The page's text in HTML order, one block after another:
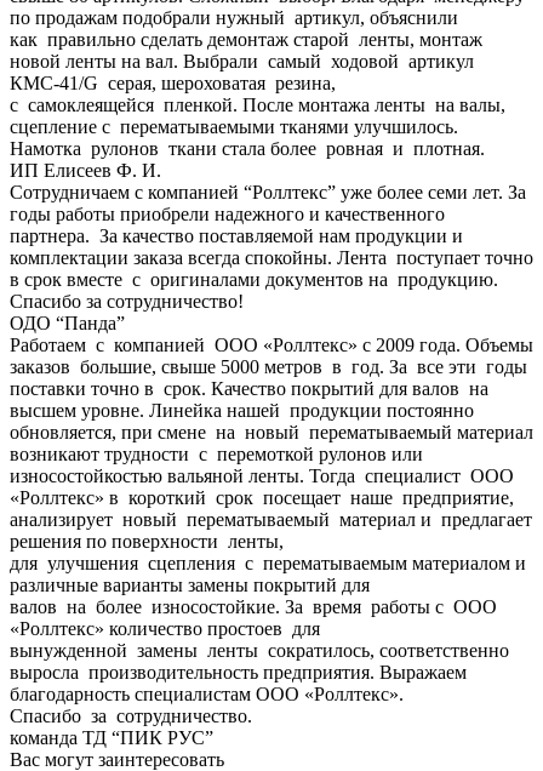
по продажам подобрали нужный артикул, объяснили
как правильно сделать демонтаж старой ленты, монтаж
новой ленты на вал. Выбрали самый ходовой артикул
КМС-41/G серая, шероховатая резина,
с самоклеящейся пленкой. После монтажа ленты на валы,
сцепление с перематываемыми тканями улучшилось.
Намотка рулонов ткани стала более ровная и плотная.
ИП Елисеев Ф. И.
Сотрудничаем с компанией “Роллтекс” уже более семи лет. За
годы работы приобрели надежного и качественного
партнера. За качество поставляемой нам продукции и
комплектации заказа всегда спокойны. Лента поступает точно
в срок вместе с оригиналами документов на продукцию.
Спасибо за сотрудничество!
ОДО “Панда”
Работаем с компанией ООО «Роллтекс» с 2009 года. Объемы
заказов большие, свыше 5000 метров в год. За все эти годы
поставки точно в срок. Качество покрытий для валов на
высшем уровне. Линейка нашей продукции постоянно
обновляется, при смене на новый перематываемый материал
возникают трудности с перемоткой рулонов или
износостойкостью вальяной ленты. Тогда специалист ООО
«Роллтекс» в короткий срок посещает наше предприятие,
анализирует новый перематываемый материал и предлагает
решения по поверхности ленты,
для улучшения сцепления с перематываемым материалом и
различные варианты замены покрытий для
валов на более износостойкие. За время работы с ООО
«Роллтекс» количество простоев для
вынужденной замены ленты сократилось, соответственно
выросла производительность предприятия. Выражаем
благодарность специалистам ООО «Роллтекс».
Спасибо за сотрудничество.
команда ТД “ПИК РУС”
Вас могут заинтересовать